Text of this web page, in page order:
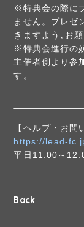
※特典会の際に
ません。プレゼ
きますよう､お
※特典会進行の
主催者側より参
す。
【ヘルプ・お問
https://lead-
平日11:00～
Back